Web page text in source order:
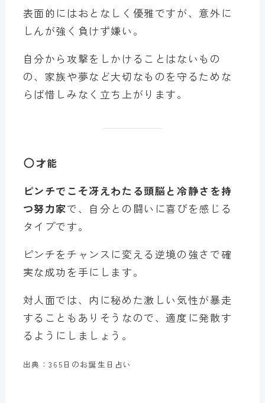
表面的にはおとなしく優雅ですが、意外に
しんが強く負けず嫌い。
自分から攻撃をしかけることはないもの
の、家族や夢など大切なものを守るためな
らば惜しみなく立ち上がります。
才能
ピンチでこそ冴えわたる頭脳と冷静さを持
つ努力家で、自分との闘いに喜びを感じる
タイプです。
ピンチをチャンスに変える逆境の強さで確
実な成功を手にします。
対人面では、内に秘めた激しい気性が暴走
することもありそうなので、適度に発散す
るようにしましょう。
出典：365日のお誕生日占い